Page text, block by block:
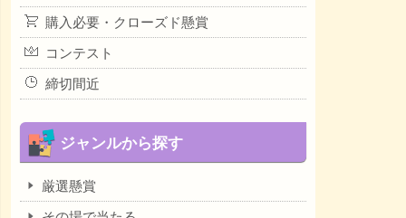
購入必要・クローズド懸賞
コンテスト
締切間近
ジャンルから探す
厳選懸賞